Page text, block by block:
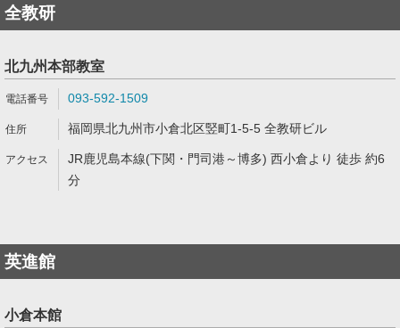
全教研
北九州本部教室
093-592-1509
福岡県北九州市小倉北区竪町1-5-5 全教研ビル
JR鹿児島本線(下関・門司港～博多) 西小倉より 徒歩 約6
分
英進館
小倉本館